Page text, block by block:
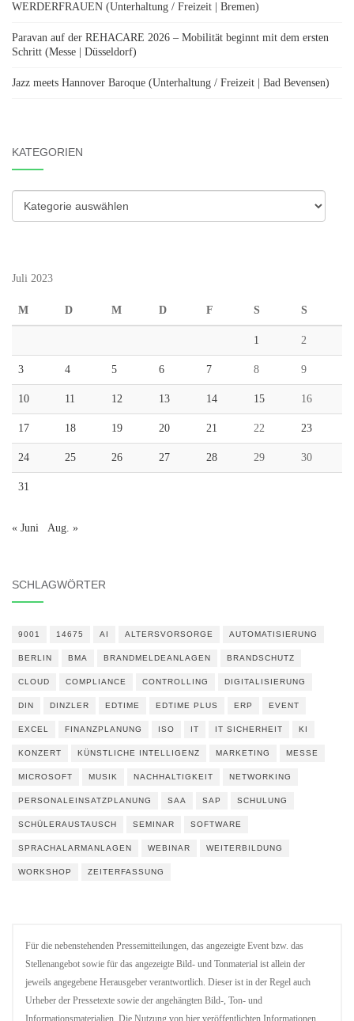
WERDERFRAUEN (Unterhaltung / Freizeit | Bremen)
Paravan auf der REHACARE 2026 – Mobilität beginnt mit dem ersten
Schritt (Messe | Düsseldorf)
Jazz meets Hannover Baroque (Unterhaltung / Freizeit | Bad Bevensen)
KATEGORIEN
Kategorien
Juli 2023
M D M D F S S
1 2
3 4 5 6 7 8 9
10 11 12 13 14 15 16
17 18 19 20 21 22 23
24 25 26 27 28 29 30
31
« Juni Aug. »
SCHLAGWÖRTER
9001 14675 AI ALTERSVORSORGE AUTOMATISIERUNG
BERLIN BMA BRANDMELDEANLAGEN BRANDSCHUTZ
CLOUD COMPLIANCE CONTROLLING DIGITALISIERUNG
DIN DINZLER EDTIME EDTIME PLUS ERP EVENT
EXCEL FINANZPLANUNG ISO IT IT SICHERHEIT KI
KONZERT KÜNSTLICHE INTELLIGENZ MARKETING MESSE
MICROSOFT MUSIK NACHHALTIGKEIT NETWORKING
PERSONALEINSATZPLANUNG SAA SAP SCHULUNG
SCHÜLERAUSTAUSCH SEMINAR SOFTWARE
SPRACHALARMANLAGEN WEBINAR WEITERBILDUNG
WORKSHOP ZEITERFASSUNG
Für die nebenstehenden Pressemitteilungen, das angezeigte Event bzw. das
Stellenangebot sowie für das angezeigte Bild- und Tonmaterial ist allein der
jeweils angegebene Herausgeber verantwortlich. Dieser ist in der Regel auch
Urheber der Pressetexte sowie der angehängten Bild-, Ton- und